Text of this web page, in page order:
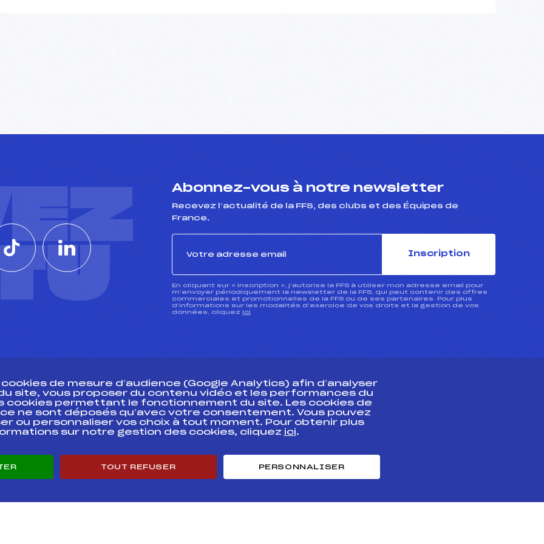
Abonnez-vous à notre newsletter
Recevez l’actualité de la FFS, des clubs et des Équipes de
France.
Inscription
En cliquant sur « inscription », j’autorise la FFS à utiliser mon adresse email pour
m’envoyer périodiquement la newsletter de la FFS, qui peut contenir des offres
commerciales et promotionnelles de la FFS ou de ses partenaires. Pour plus
d’informations sur les modalités d’exercice de vos droits et la gestion de vos
données, cliquez ici
Pass’Neige
Projet sportif fédéral
Pôle vie de l’athlète
Enseignement professionnel
de mesure d’audience (Google Analytics) afin d’analyser
site, vous proposer du contenu vidéo et les performances du
cookies permettant le fonctionnement du site. Les cookies de
ne sont déposés qu’avec votre consentement. Vous pouvez
ou personnaliser vos choix à tout moment. Pour obtenir plus
sur notre gestion des cookies, cliquez ici.
TOUT REFUSER PERSONNALISER